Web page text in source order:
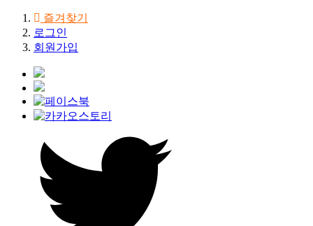
즐겨찾기
로그인
회원가입